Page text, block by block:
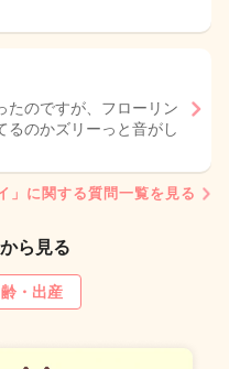
たのですが、フローリン
るのかズリーっと音がし
」に関する質問一覧を見る
ら見る
齢・出産